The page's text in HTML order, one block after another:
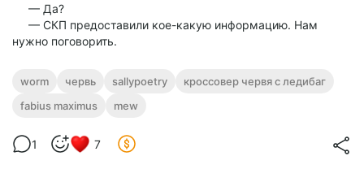
— Да?
— СКП предоставили кое-какую информацию. Нам
нужно поговорить.
worm червь sallypoetry
кроссовер червя с ледибаг
fabius maximus
mew
1 7